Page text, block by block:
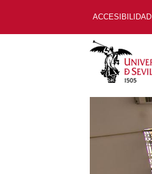
ACCESIBILIDAD